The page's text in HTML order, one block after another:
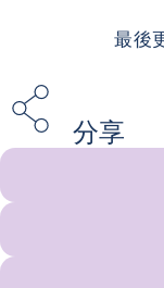
最後
分享